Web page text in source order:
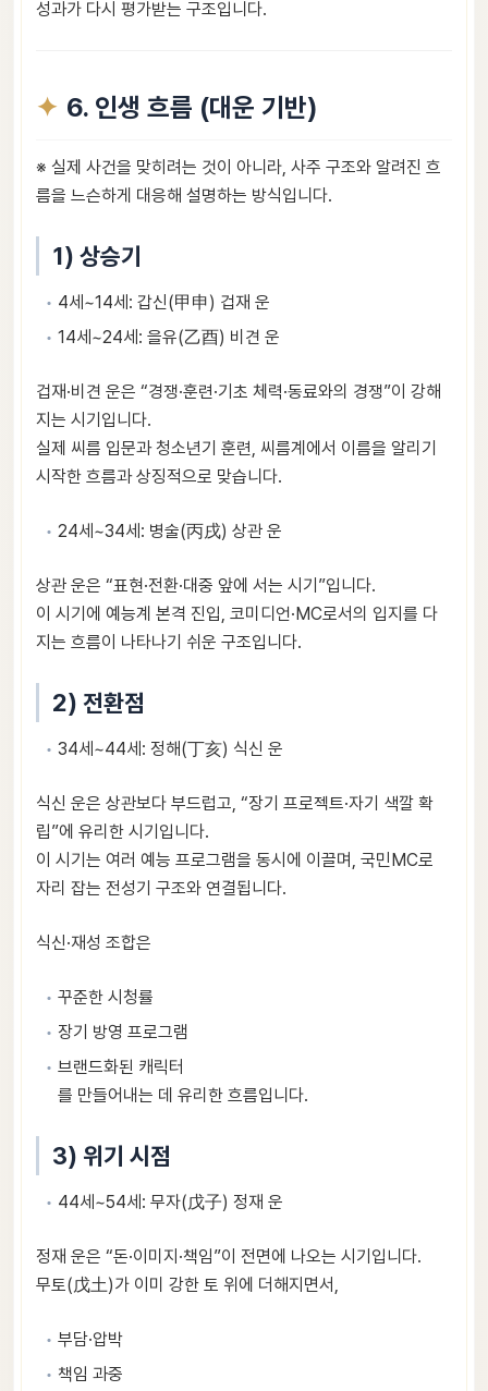
성과가 다시 평가받는 구조입니다.
6. 인생 흐름 (대운 기반)
※ 실제 사건을 맞히려는 것이 아니라, 사주 구조와 알려진 흐
름을 느슨하게 대응해 설명하는 방식입니다.
1) 상승기
4세~14세: 갑신(甲申) 겁재 운
14세~24세: 을유(乙酉) 비견 운
겁재·비견 운은 “경쟁·훈련·기초 체력·동료와의 경쟁”이 강해
지는 시기입니다.
실제 씨름 입문과 청소년기 훈련, 씨름계에서 이름을 알리기
시작한 흐름과 상징적으로 맞습니다.
24세~34세: 병술(丙戌) 상관 운
상관 운은 “표현·전환·대중 앞에 서는 시기”입니다.
이 시기에 예능계 본격 진입, 코미디언·MC로서의 입지를 다
지는 흐름이 나타나기 쉬운 구조입니다.
2) 전환점
34세~44세: 정해(丁亥) 식신 운
식신 운은 상관보다 부드럽고, “장기 프로젝트·자기 색깔 확
립”에 유리한 시기입니다.
이 시기는 여러 예능 프로그램을 동시에 이끌며, 국민MC로
자리 잡는 전성기 구조와 연결됩니다.
식신·재성 조합은
꾸준한 시청률
장기 방영 프로그램
브랜드화된 캐릭터
를 만들어내는 데 유리한 흐름입니다.
3) 위기 시점
44세~54세: 무자(戊子) 정재 운
정재 운은 “돈·이미지·책임”이 전면에 나오는 시기입니다.
무토(戊土)가 이미 강한 토 위에 더해지면서,
부담·압박
책임 과중